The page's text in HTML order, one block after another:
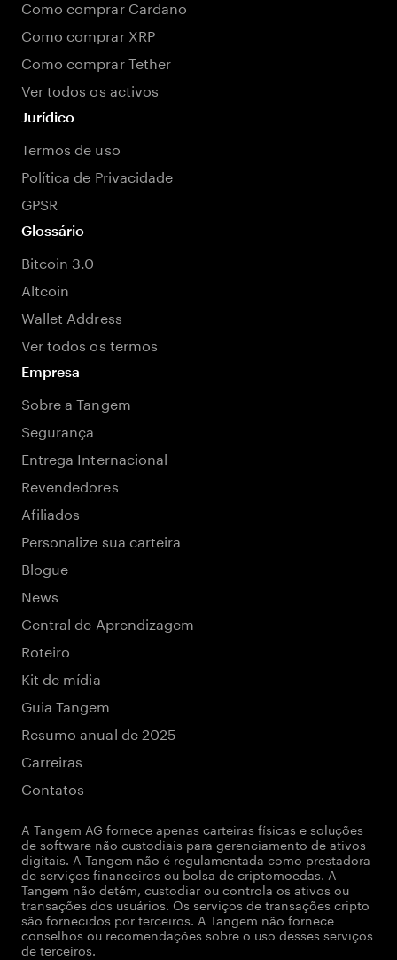
Como comprar Cardano
Como comprar XRP
Como comprar Tether
Ver todos os activos
Jurídico
Termos de uso
Política de Privacidade
GPSR
Glossário
Bitcoin 3.0
Altcoin
Wallet Address
Ver todos os termos
Empresa
Sobre a Tangem
Segurança
Entrega Internacional
Revendedores
Afiliados
Personalize sua carteira
Blogue
News
Central de Aprendizagem
Roteiro
Kit de mídia
Guia Tangem
Resumo anual de 2025
Carreiras
Contatos
A Tangem AG fornece apenas carteiras físicas e soluções
de software não custodiais para gerenciamento de ativos
digitais. A Tangem não é regulamentada como prestadora
de serviços financeiros ou bolsa de criptomoedas. A
Tangem não detém, custodiar ou controla os ativos ou
transações dos usuários. Os serviços de transações cripto
são fornecidos por terceiros. A Tangem não fornece
conselhos ou recomendações sobre o uso desses serviços
de terceiros.